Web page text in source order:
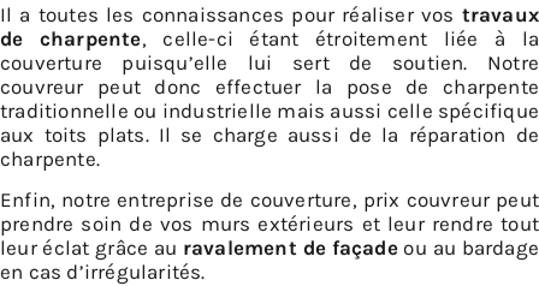
Il a toutes les connaissances pour réaliser vos travaux
de charpente, celle-ci étant étroitement liée à la
couverture puisqu’elle lui sert de soutien. Notre
couvreur peut donc effectuer la pose de charpente
traditionnelle ou industrielle mais aussi celle spécifique
aux toits plats. Il se charge aussi de la réparation de
charpente.
Enfin, notre entreprise de couverture, prix couvreur peut
prendre soin de vos murs extérieurs et leur rendre tout
leur éclat grâce au ravalement de façadeou au bardage
en cas d’irrégularités.